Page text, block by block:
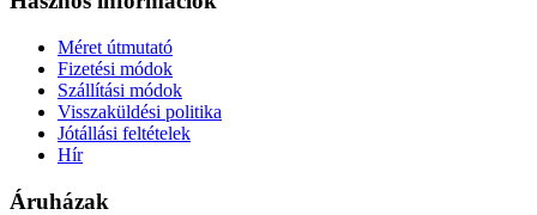
Méret útmutató
Fizetési módok
Szállítási módok
Visszaküldési politika
Jótállási feltételek
Hír
Áruházak